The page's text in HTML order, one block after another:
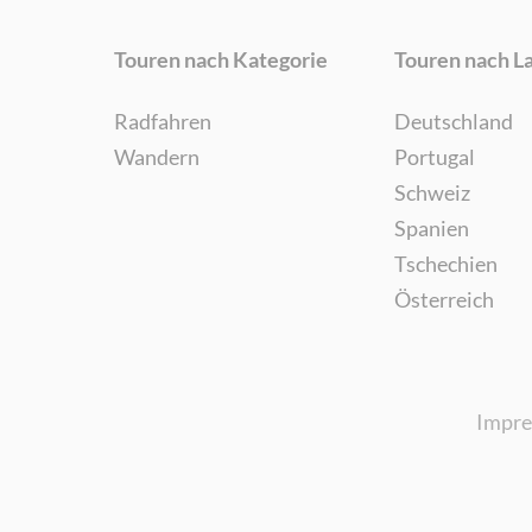
Touren nach Kategorie
Radfahren
Wandern
Touren nach
Deutschland
Portugal
Schweiz
Spanien
Tschechien
Österreich